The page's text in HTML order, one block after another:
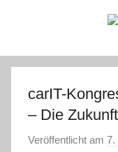
123.de
carIT-
– Die
Veröffentlicht am 7.